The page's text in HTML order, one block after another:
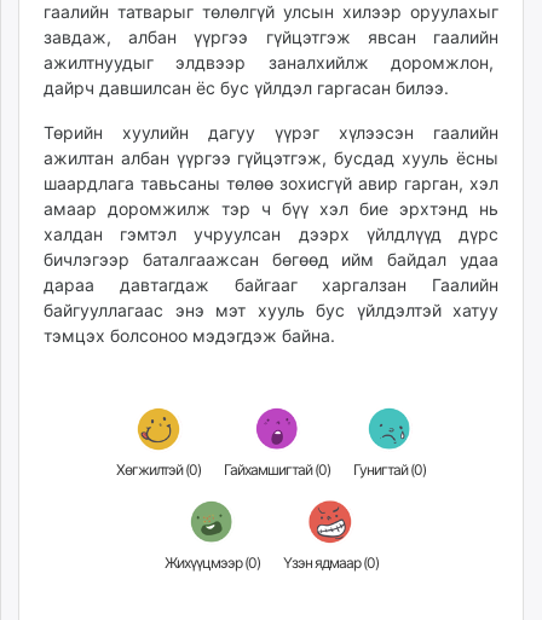
shuum.mn
times.mn
tvmongolia.mn
unegui.mn
assa.mn
toim.mn
tac.mn
paparazzi.mn
unread.today
гаалийн татварыг төлөлгүй улсын хилээр оруулахыг
завдаж, албан үүргээ гүйцэтгэж явсан гаалийн
ажилтнуудыг элдвээр заналхийлж доромжлон,
дайрч давшилсан ёс бус үйлдэл гаргасан билээ.
Төрийн хуулийн дагуу үүрэг хүлээсэн гаалийн
ажилтан албан үүргээ гүйцэтгэж, бусдад хууль ёсны
шаардлага тавьсаны төлөө зохисгүй авир гарган, хэл
амаар доромжилж тэр ч бүү хэл бие эрхтэнд нь
халдан гэмтэл учруулсан дээрх үйлдлүүд дүрс
бичлэгээр баталгаажсан бөгөөд ийм байдал удаа
дараа давтагдаж байгааг харгалзан Гаалийн
байгууллагаас энэ мэт хууль бус үйлдэлтэй хатуу
тэмцэх болсоноо мэдэгдэж байна.
Хөгжилтэй (0) Гайхамшигтай (0) Гунигтай (0)
Жихүүцмээр (0) Үзэн ядмаар (0)